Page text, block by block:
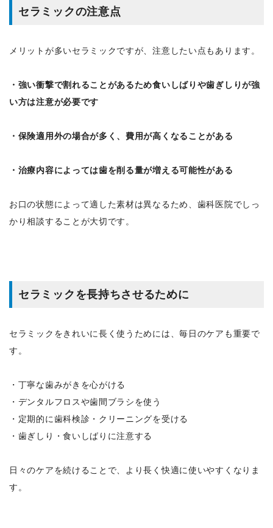
セラミックの注意点
メリットが多いセラミックですが、注意したい点もあります。
・強い衝撃で割れることがあるため食いしばりや歯ぎしりが強
い方は注意が必要です
・保険適用外の場合が多く、費用が高くなることがある
・治療内容によっては歯を削る量が増える可能性がある
お口の状態によって適した素材は異なるため、歯科医院でしっ
かり相談することが大切です。
セラミックを長持ちさせるために
セラミックをきれいに長く使うためには、毎日のケアも重要で
す。
・丁寧な歯みがきを心がける
・デンタルフロスや歯間ブラシを使う
・定期的に歯科検診・クリーニングを受ける
・歯ぎしり・食いしばりに注意する
日々のケアを続けることで、より長く快適に使いやすくなりま
す。